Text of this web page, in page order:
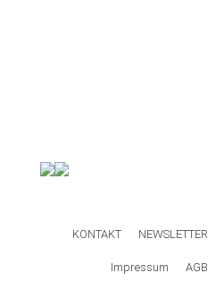
KONTAKT NEWSLETTER
Impressum AGB